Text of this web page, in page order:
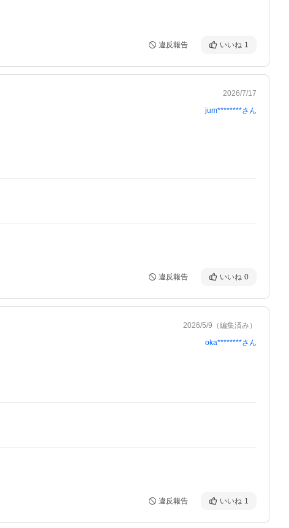
違反報告 いいね 1
2026/7/17
jum********さん
違反報告 いいね 0
2026/5/9 （編集済み）
oka********さん
違反報告 いいね 1